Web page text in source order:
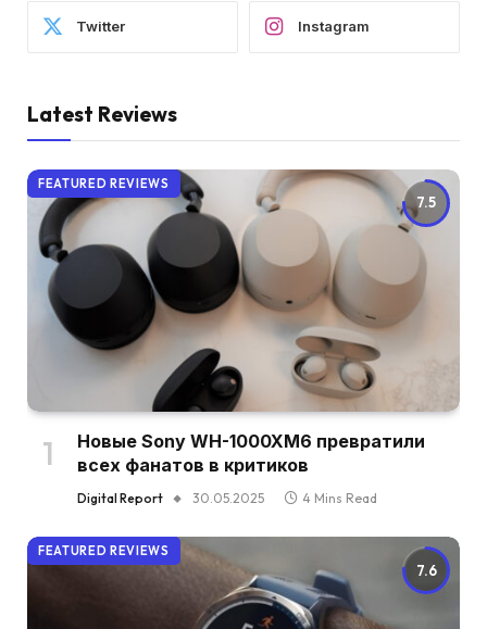
Twitter Instagram
Latest Reviews
7.5
FEATURED REVIEWS
Новые Sony WH-1000XM6 превратили
всех фанатов в критиков
Digital Report 30.05.2025 4 Mins Read
7.6
FEATURED REVIEWS